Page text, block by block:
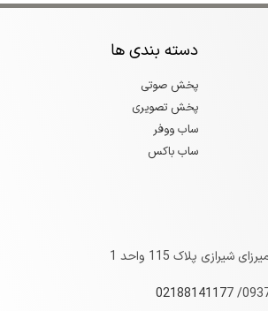
دسته بندی ها
پخش صوتی
پخش تصویری
ساب ووفر
ساب باکس
پلاک 115 واحد 1
02188141177